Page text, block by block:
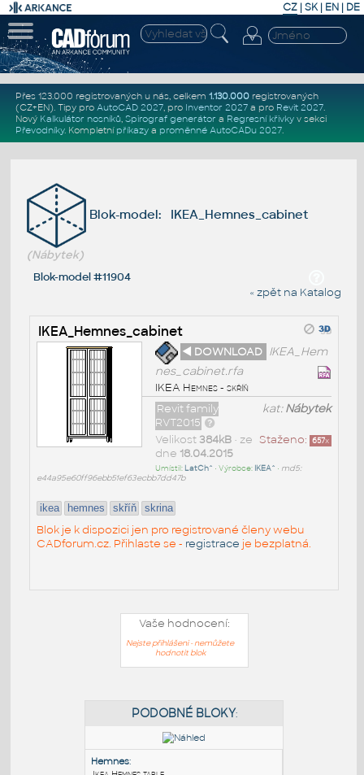
CZ | SK| EN | DE
Přes 123.000 registrovaných u nás, celkem 1.130.000registrovaných
(CZ+EN). Tipy pro AutoCAD 2027, pro Inventor 2027a pro Revit 2027.
Nový Kalkulátor nosníků, Spirograf generátor a Regresní křivkyv sekci
Převodníky. Kompletní příkazya proměnné AutoCADu 2027.
Blok-model: IKEA_Hemnes_cabinet
(Nábytek)
Blok-model #11904
« zpět na Katalog
IKEA_Hemnes_cabinet
◄ DOWNLOAD IKEA_Hem
nes_cabinet.rfa
IKEA Hemnes - skříň
kat:Nábytek
Revit family
RVT2015
Staženo: 657x
Velikost384kB• ze
dne 18.04.2015
Umístil: LatCh^ • Výrobce: IKEA^ • md5:
e44a95e60ff96ebb51ef63ecbb7dd47b
ikea hemnes skříň skrina
Blok je k dispozici jen pro registrované členy webu
CADforum.cz. Přihlaste se - registrace je bezplatná.
Vaše hodnocení:
Nejste přihlášeni - nemůžete
hodnotit blok